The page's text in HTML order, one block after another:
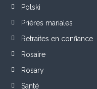
Polski
Prières mariales
Retraites en confiance
Rosaire
Rosary
Santé